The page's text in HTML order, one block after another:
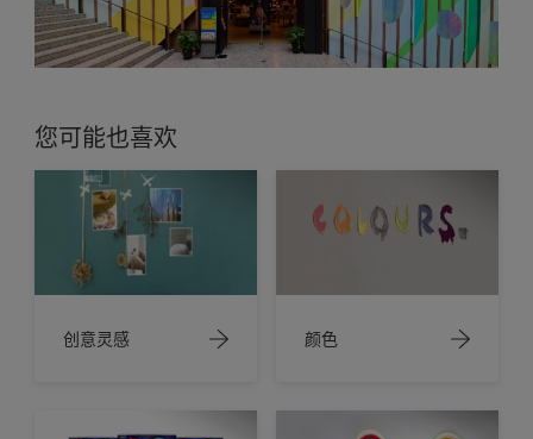
您可能也喜欢
创意灵感 颜色